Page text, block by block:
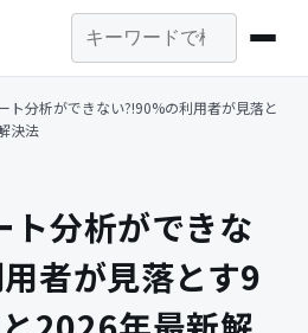
ト分析ができない?!90%の利用者が見落と
決法
分析ができな
者が見落とす9